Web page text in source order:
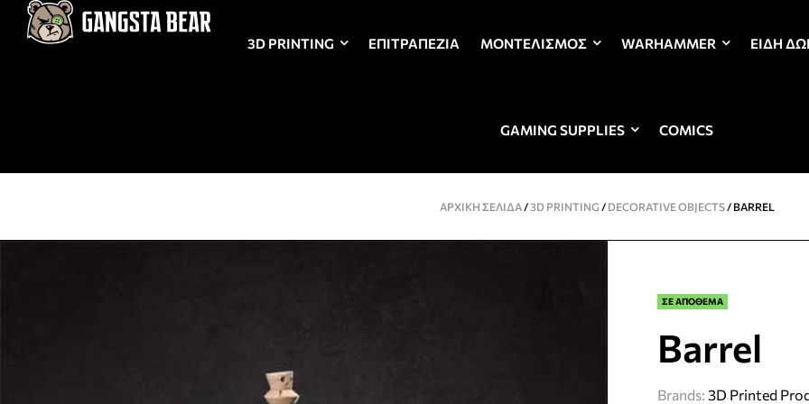
3D PRINTING ΕΠΙΤΡΑΠΈΖΙΑ ΜΟΝΤΕΛΙΣΜΌΣ WARHAMMER ΕΊΔΗ
GAMING SUPPLIES COMICS
ΑΡΧΙΚΉ ΣΕΛΊΔΑ/3D PRINTING / DECORATIVE OBJECTS/ BARREL
ΣΕ ΑΠΟΘΕΜΑ
Barrel
Brands: 3D Printed